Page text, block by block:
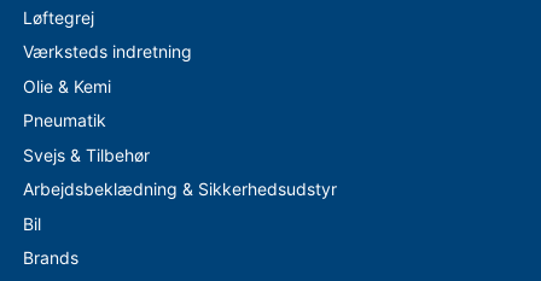
Løftegrej
Værksteds indretning
Olie & Kemi
Pneumatik
Svejs & Tilbehør
Arbejdsbeklædning & Sikkerhedsudstyr
Bil
Brands